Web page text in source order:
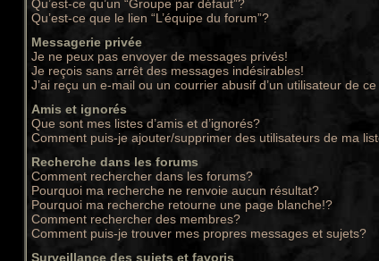
Qu’est-ce qu’un “Groupe par défaut”?
Qu’est-ce que le lien “L’équipe du forum”?
Messagerie privée
Je ne peux pas envoyer de messages privés!
Je reçois sans arrêt des messages indésirables!
J’ai reçu un e-mail ou un courrier abusif d’un utilisateur de
Amis et ignorés
Que sont mes listes d’amis et d’ignorés?
Comment puis-je ajouter/supprimer des utilisateurs de ma
Recherche dans les forums
Comment rechercher dans les forums?
Pourquoi ma recherche ne renvoie aucun résultat?
Pourquoi ma recherche retourne une page blanche!?
Comment rechercher des membres?
Comment puis-je trouver mes propres messages et sujets?
Surveillance des sujets et favoris